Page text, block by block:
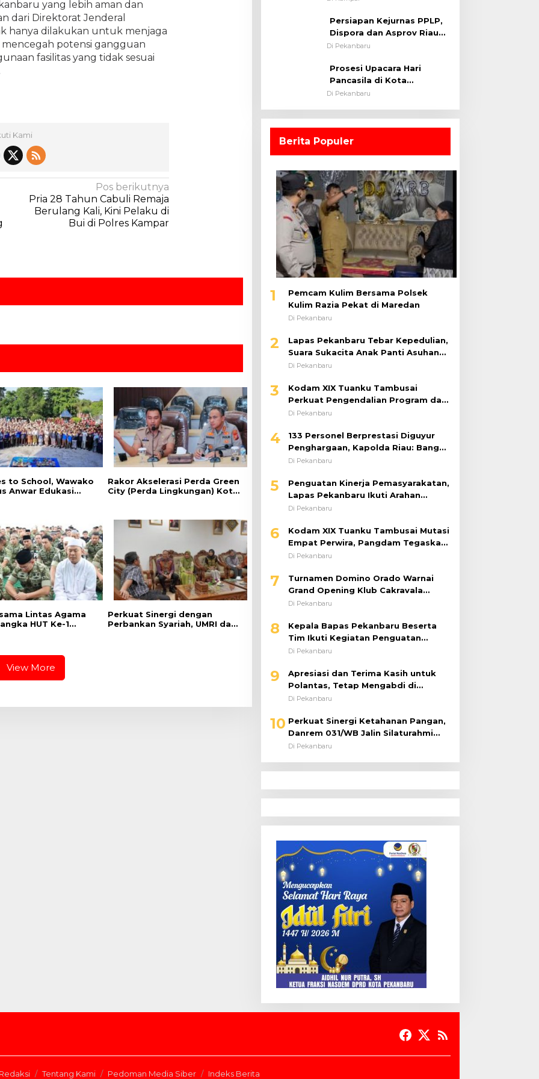
yang lebih aman dan
dari Direktorat Jenderal
hanya dilakukan untuk menjaga
potensi gangguan
fasilitas yang tidak sesuai
Kami
Pos berikutnya
Pria 28 Tahun Cabuli Remaja
Berulang Kali, Kini Pelaku di
Bui di Polres Kampar
to School, ‎Wawako
Anwar Edukasi
Rakor Akselerasi Perda Green
City (Perda Lingkungan) Kota
Pekanbaru dan Tim Pakar
Lintas Agama
HUT Ke-1
Perkuat Sinergi dengan
Perbankan Syariah, UMRI dan
View More
Persiapan Kejurnas PPLP,
Dispora dan Asprov Riau
Tinjau Kelayakan Rumput
Di Pekanbaru
Prosesi Upacara Hari
Pancasila di Kota
Pekanbaru Tetap Khidmat
Di Pekanbaru
Berita Populer
1
Pemcam Kulim Bersama Polsek
Kulim Razia Pekat di Maredan
Di Pekanbaru
2
Lapas Pekanbaru Tebar Kepedulian,
Suara Sukacita Anak Panti Asuhan
Kemuliaan Iringi Bantuan Sosial
Di Pekanbaru
3
Kodam XIX Tuanku Tambusai
Perkuat Pengendalian Program dan
Implementasi Doktrin TNI AD
Di Pekanbaru
4
133 Personel Berprestasi Diguyur
Penghargaan, Kapolda Riau: Bangun
Kepercayaan Publik dengan Karya
Di Pekanbaru
5
Penguatan Kinerja Pemasyarakatan,
Lapas Pekanbaru Ikuti Arahan
Dirjenpas Secara Virtual
Di Pekanbaru
6
Kodam XIX Tuanku Tambusai Mutasi
Empat Perwira, Pangdam Tegaskan
Regenerasi untuk Perkuat Kinerja
Di Pekanbaru
7
Turnamen Domino Orado Warnai
Grand Opening Klub Cakravala
Pekanbaru
Di Pekanbaru
8
Kepala Bapas Pekanbaru Beserta
Tim Ikuti Kegiatan Penguatan
Tugas dan Fungsi serta Paparan
Di Pekanbaru
9
Apresiasi dan Terima Kasih untuk
Polantas, Tetap Mengabdi di
Tengah Guyuran Hujan
Di Pekanbaru
10 Perkuat Sinergi Ketahanan Pangan,
Danrem 031/WB Jalin Silaturahmi
dengan Pimwil Bulog Riau dan Kepri
Di Pekanbaru
Redaksi Tentang Kami Pedoman Media Siber Indeks Berita